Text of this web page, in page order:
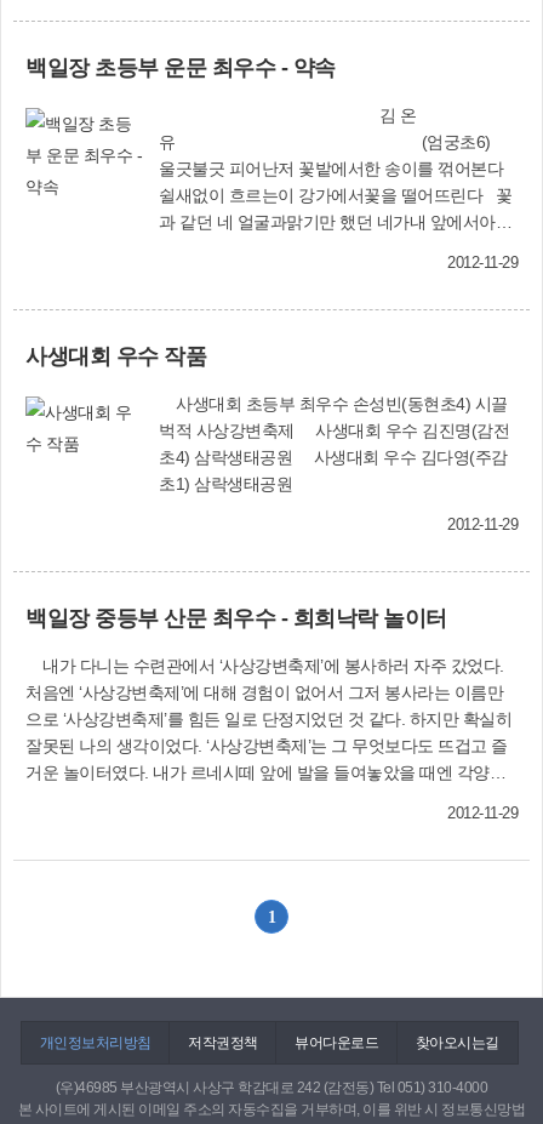
고 떠난 이들의 자리가 움푹하니 구멍을 내고 있었
는 사람들. 천수만에 철새들이 돌아오듯이, 가창오
넘친다. 무엇이 있을까? 골목 시장 끝까지 빠르게
훑고 지나간다. 중간중간 몇 군데 눈도장을 찍는
다. 한번 주욱 훑어보고 갔던 길을 되돌아 나온다.
활시위처럼 팽팽한 시선들. 쳐다보면 그냥 지나치
지 못하리라. 좌판에 깔린 상품으로만 눈을 주다
이크, 빨간 다라이 앞의 할머니 손짓에 딱 멈췄다.
마치고 돌아서기 무섭게 다시 누군가를 향해 손을
짐해진다. 동태를 팔던 젊은 아낙이 드디어 떨이를
주는 원숭이의 엉덩이처럼 빨간 꽁지에 불을 매달
고 가는 자전거. 내일 아침 저이의 밥상에는 시원
한 동태국이 오르겠다. 하루하루 반복되는 일상,
깜빡이를 켜며 잠시 유턴하면 생각지도 못한 작은
행복이라는 이름이 불특정 다수에게 마른 꽃가루
는 알싸함이 밝은 알전구를 켜고 우리를 맞는 것을
볼 수 있다. 행복은 그리 크지 않아도 좋다.
공원, 날 이곳에 머무르게 하는 이유’를 백일장 일
문·산문 15점, 그림 33점)을 입상작으로 선정했다.
입상자에 대해서는 별도의 시상식을 갖지 않고 학
교 또는 자택으로 상장을 우송했으며, 입상작은 내
년 1월말 발간될 『사상문예』 제17호에 수록할
예정이다. 문의 : 문화홍보과(☎310-4065) 입상
자 명단 《백일장》 ◇일반부 산문▷최우수 강
동) ▷우수 박경수(주례동) ▷장려 손복동(감전
초등부 산문▷최우수 전예진(창진초3) ▷우수 김
진초6) 정유진(괘법초2) 나윤진(덕포초2) 손다빈
(동현초6)◇초등부 운문▷최우수 김온유(엄궁초
6) ▷우수 염호진(괘법초2) ▷장려 김민재(주감초
3)〈이상 15명〉 《사생대회》◇중고등부▷우
수 김동국(부일디자인고1) 지인혜(신라중2) 강유
▷우수 김다영(주감초1) 김진명(감전초4) ▷장려
1) ▷특선 김세진(주감초2) 김소진(학진초2) 임우
지은(사상초1) 박정빈(엄궁초2) 전상현(주감초4)
▷입선 김민주(경남정보대 유치원) 성윤서(모덕초
3) 한민희(모덕초3) 이준호(동주초2) 윤인성(감전
초2) 예다경(삼덕초5) 이혜인(사상초1) 안현영(모
덕초1) 박민주(동주초2) 정민영(사상초1) 윤원빈
(동주초1) 김민재(동주초1) 정혜린(모덕초2) 조원
〈이상 33명〉
백일장 초등부 운문 최우수 - 약속
유 (엄궁초6)
울긋불긋 피어난저 꽃밭에서한 송이를 꺾어본다
쉴새없이 흐르는이 강가에서꽃을 떨어뜨린다 꽃
과 같던 네 얼굴과맑기만 했던 네가내 앞에서아른
2012-11-29
사생대회 우수 작품
벅적 사상강변축제 사생대회 우수 김진명(감전
초4) 삼락생태공원 사생대회 우수 김다영(주감
초1) 삼락생태공원
2012-11-29
백일장 중등부 산문 최우수 - 희희낙락 놀이터
처음엔 ‘사상강변축제’에 대해 경험이 없어서 그저 봉사라는 이름만
으로 ‘사상강변축제’를 힘든 일로 단정지었던 것 같다. 하지만 확실히
잘못된 나의 생각이었다. ‘사상강변축제’는 그 무엇보다도 뜨겁고 즐
거운 놀이터였다. 내가 르네시떼 앞에 발을 들여놓았을 때엔 각양각
하였다. 아무도 인상을 찌푸리는 이가 없었다. 모두가 해맑게 웃고 있
었다. 그렇게 놀란 가슴을 진정시키고 나도 봉사에 동참하였다. 난 눈
많은 체험부스에 사람들이 몰려들기 시작했다. 엄마의 손을 잡고 온
부스를 운영하다가도 흥겨운 음악소리가 들리면 힐끔힐끔 무대를 쳐
다보다 흠칫흠칫 놀라기 일쑤였다. 내 또래의 아이들이 가수 뺨치는
2012-11-29
1
개인정보처리방침 저작권정책 뷰어다운로드 찾아오시는길
(우)46985 부산광역시 사상구 학감대로 242 (감전동) Tel 051) 310-4000
본 사이트에 게시된 이메일 주소의 자동수집을 거부하며, 이를 위반 시 정보통신망법